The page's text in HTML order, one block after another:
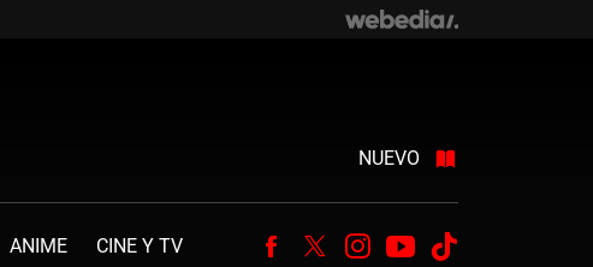
NUEVO
ANIME CINE Y TV Facebook
TwitterInstagram
Youtube